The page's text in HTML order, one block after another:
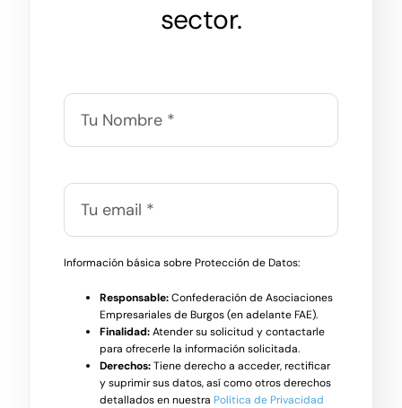
sector.
Información básica sobre Protección de Datos:
Responsable:Confederación de Asociaciones
Empresariales de Burgos (en adelante FAE).
Finalidad:Atender su solicitud y contactarle
para ofrecerle la información solicitada.
Derechos:Tiene derecho a acceder, rectificar
y suprimir sus datos, así como otros derechos
detallados en nuestra Política de Privacidad